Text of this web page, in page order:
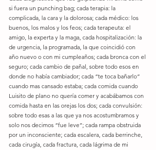
si fuera un punching bag; cada terapia: la
complicada, la cara y la dolorosa; cada médico: los
buenos, los malos y los feos; cada terapeuta: el
amigo, la experta y la maga, cada hospitalización: la
de urgencia, la programada, la que coincidió con
año nuevo o con mi cumpleaños; cada bronca con el
seguro; cada cambio de pañal, sobre todo esos en
donde no había cambiador; cada “te toca bañarlo”
cuando mas cansado estaba; cada comida cuando
Luisito de plano no quería comer y acabábamos con
comida hasta en las orejas los dos; cada convulsión:
sobre todo esas a las que ya nos acostumbramos y
solo nos decimos “fue leve”; cada rampa obstruida
por un inconsciente; cada escalera, cada berrinche,
cada cirugía, cada fractura, cada lágrima de mi